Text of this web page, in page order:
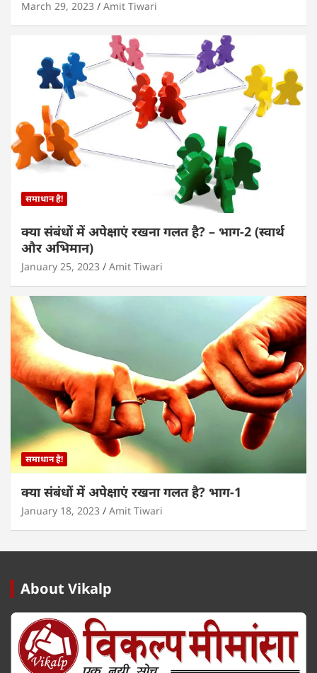
March 29, 2023 Amit Tiwari
समाधान है!
क्या संबंधों में अपेक्षाएं रखना गलत है? – भाग-2 (स्वार्थ
और अभिमान)
January 25, 2023 Amit Tiwari
समाधान है!
क्या संबंधों में अपेक्षाएं रखना गलत है? भाग-1
January 18, 2023 Amit Tiwari
About Vikalp